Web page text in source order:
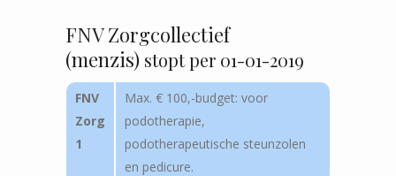
FNV Zorgcollectief
(menzis) stopt per 01-01-2019
FNV
Zorg
1
Max. € 100,-budget: voor
podotherapie,
podotherapeutische steunzolen
en pedicure.